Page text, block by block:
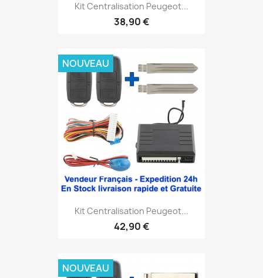
Kit Centralisation Peugeot...
38,90 €
Kit Centralisation Peugeot...
42,90 €
NOUVEAU
NOUVEAU